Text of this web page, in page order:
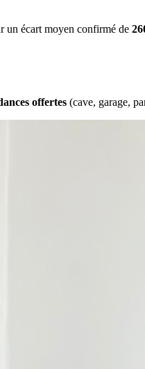
un écart moyen confirmé de
offertes (cave, garage,